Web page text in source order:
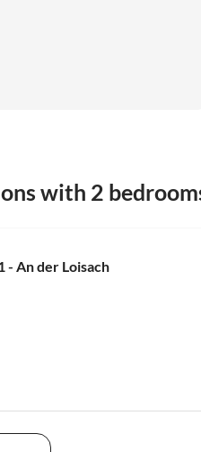
with 2
- An der Loisach